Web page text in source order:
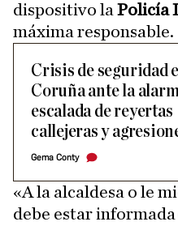
dispositivo la Policía
máxima responsable.
Crisis de seguridad
Coruña ante la
escalada de reyertas
callejeras y
Gema Conty
«A la alcaldesa o le
debe estar informada